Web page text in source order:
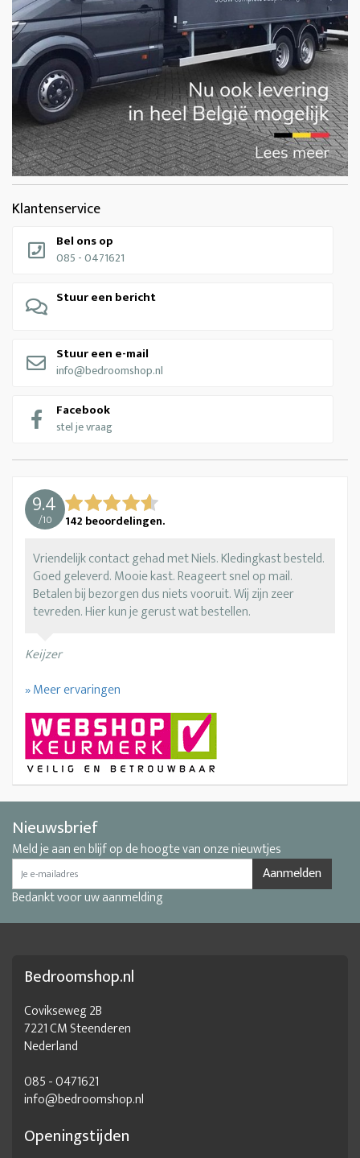
Klantenservice
Bel ons op
085 - 0471621
Stuur een bericht
Stuur een e-mail
info@bedroomshop.nl
Facebook
stel je vraag
9.4
/10 142 beoordelingen.
Vriendelijk contact gehad met Niels. Kledingkast besteld.
Goed geleverd. Mooie kast. Reageert snel op mail.
Betalen bij bezorgen dus niets vooruit. Wij zijn zeer
tevreden. Hier kun je gerust wat bestellen.
Keijzer
» Meer ervaringen
Nieuwsbrief
Meld je aan en blijf op de hoogte van onze nieuwtjes
Aanmelden
Bedankt voor uw aanmelding
Bedroomshop.nl
Covikseweg 2B
7221 CM Steenderen
Nederland
085 - 0471621
info@bedroomshop.nl
Openingstijden